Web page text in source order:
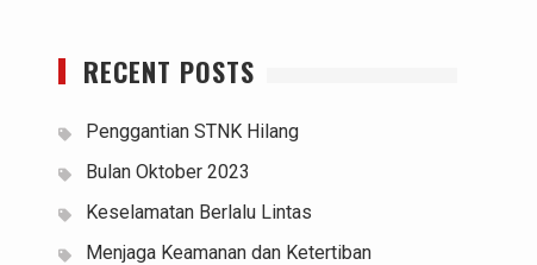
RECENT POSTS
Penggantian STNK Hilang
Bulan Oktober 2023
Keselamatan Berlalu Lintas
Menjaga Keamanan dan Ketertiban